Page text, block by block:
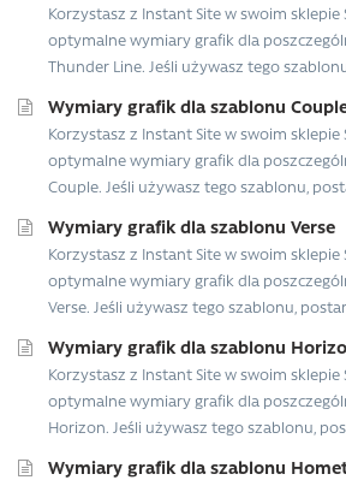
Korzystasz z Instant Site w swoim sklepie
optymalne wymiary grafik dla
Thunder Line. Jeśli używasz tego
Wymiary grafik dla szablonu
Korzystasz z Instant Site w swoim sklepie
optymalne wymiary grafik dla
Couple. Jeśli używasz tego szablonu,
Wymiary grafik dla szablonu Verse
Korzystasz z Instant Site w swoim sklepie
optymalne wymiary grafik dla
Verse. Jeśli używasz tego szablonu,
Wymiary grafik dla szablonu
Korzystasz z Instant Site w swoim sklepie
optymalne wymiary grafik dla
Horizon. Jeśli używasz tego szablonu,
Wymiary grafik dla szablonu